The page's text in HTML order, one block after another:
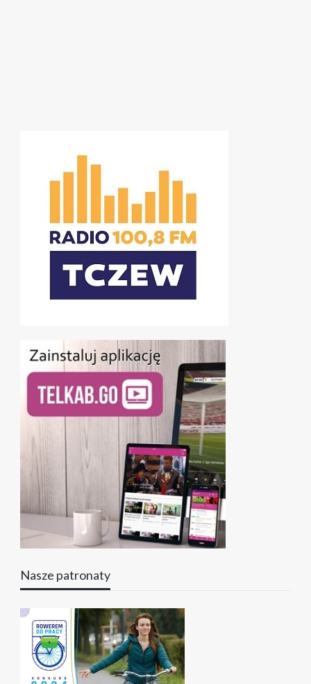
Nasze patronaty